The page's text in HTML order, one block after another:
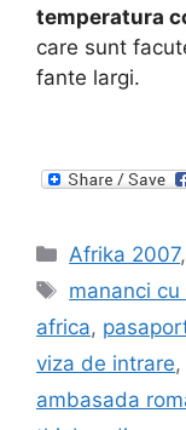
temperatura
care sunt
fante largi.
Categories
Afrika 2007
Tags
mananci
africa,
viza de intrare,
ambasada